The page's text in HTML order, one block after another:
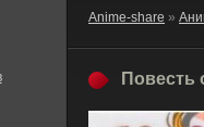
Anime-share »
Повесть